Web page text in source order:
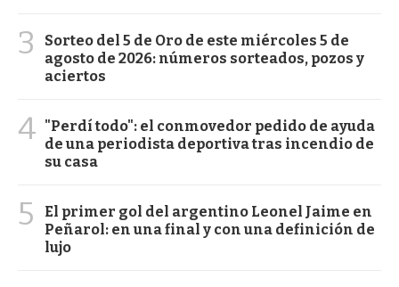
3
Sorteo del 5 de Oro de este miércoles 5 de
agosto de 2026: números sorteados, pozos y
aciertos
4 "Perdí todo": el conmovedor pedido de ayuda
de una periodista deportiva tras incendio de
su casa
5
El primer gol del argentino Leonel Jaime en
Peñarol: en una final y con una definición de
lujo